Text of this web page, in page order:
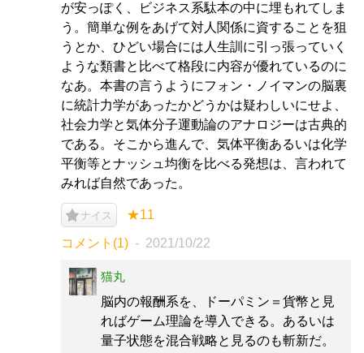
が安っぽく、ビジネス系駄本の中に埋もれてしま
う。簡単な例をあげて対人関係に資することを狙
うとか、ひどい場合には人生訓に引っ張っていく
ような類書と比べて格段に内容が優れているのに
なあ。本書の言うようにフォン・ノイマンの脳裏
に統計力学があったかどうかは疑わしいにせよ、
社会力学と気体分子運動論のアナロジーは古典的
である。そこから進んで、気体平衡あるいは化学
平衡等とナッシュ均衡を比べる発想は、言われて
みれば自然であった。
ナイス ★11
コメント(1) 2021/10/22
猫丸
脳内の報酬系を、ドーパミン＝貨幣と見
ればゲーム理論を導入できる。あるいは
量子状態を混合戦略と見るのも斬新だ。